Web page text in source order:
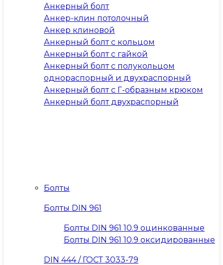
Анкерный болт
Анкер-клин потолочный
Анкер клиновой
Анкерный болт с кольцом
Анкерный болт с гайкой
Анкерный болт с полукольцом
однораспорный и двухраспорный
Анкерный болт с Г-образным крюком
Анкерный болт двухраспорный
Болты
Болты DIN 961
Болты DIN 961 10.9 оцинкованные
Болты DIN 961 10.9 оксидированные
DIN 444 / ГОСТ 3033-79